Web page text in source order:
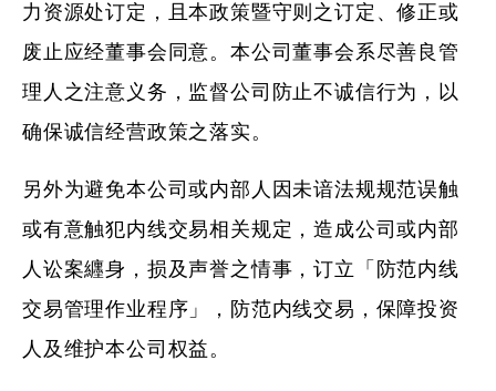
力资源处订定，且本政策暨守则之订定、修正或
废止应经董事会同意。本公司董事会系尽善良管
理人之注意义务，监督公司防止不诚信行为，以
确保诚信经营政策之落实。
另外为避免本公司或内部人因未谙法规规范误触
或有意触犯内线交易相关规定，造成公司或内部
人讼案纒身，损及声誉之情事，订立「防范内线
交易管理作业程序」，防范内线交易，保障投资
人及维护本公司权益。